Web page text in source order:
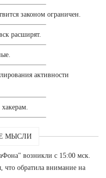
законом ограничен.
расширят.
активности
МЫСЛИ
возникли с 15:00 мск.
что обратила внимание на